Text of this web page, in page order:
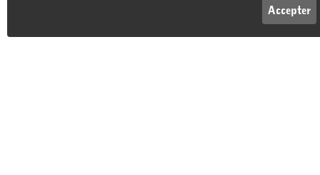
INFOS
Accepter